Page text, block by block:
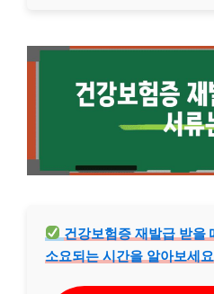
건강보험증 재발급 받을
소요되는 시간을 알아보세